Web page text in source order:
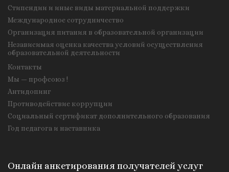
Стипендии и иные виды материальной поддержки
Международное сотрудничество
Организация питания в образовательной организации
Независимая оценка качества условий осуществления
образовательной деятельности
Контакты
Мы — профсоюз !
Антидопинг
Противодействие коррупции
Социальный сертификат дополнительного образования
Год педагога и наставника
Онлайн анкетирования получателей услуг